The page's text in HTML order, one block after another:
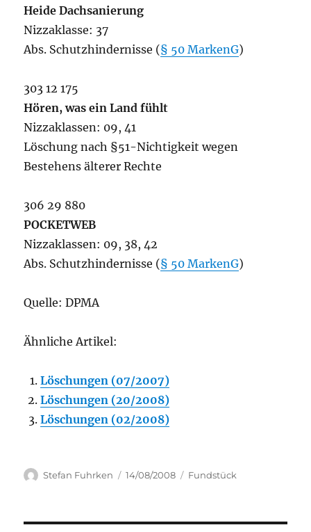
Heide Dachsanierung
Nizzaklasse: 37
Abs. Schutzhindernisse (§ 50 MarkenG)
303 12 175
Hören, was ein Land fühlt
Nizzaklassen: 09, 41
Löschung nach §51-Nichtigkeit wegen
Bestehens älterer Rechte
306 29 880
POCKETWEB
Nizzaklassen: 09, 38, 42
Abs. Schutzhindernisse (§ 50 MarkenG)
Quelle: DPMA
Ähnliche Artikel:
Löschungen (07/2007)
Löschungen (20/2008)
Löschungen (02/2008)
Author
Stefan Fuhrken
Posted
14/08/2008 Categories
Fundstück